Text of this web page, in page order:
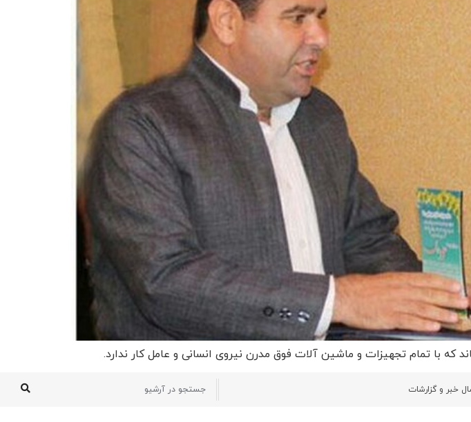
با تمام تجهیزات و ماشین آلات فوق مدرن نیروی انسانی و عامل کار ندارد.
خبر و گزارشات